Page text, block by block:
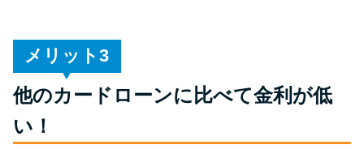
未成年でもお金を借りられる？
メリット
他のカードローンに比べて金利が低
い！